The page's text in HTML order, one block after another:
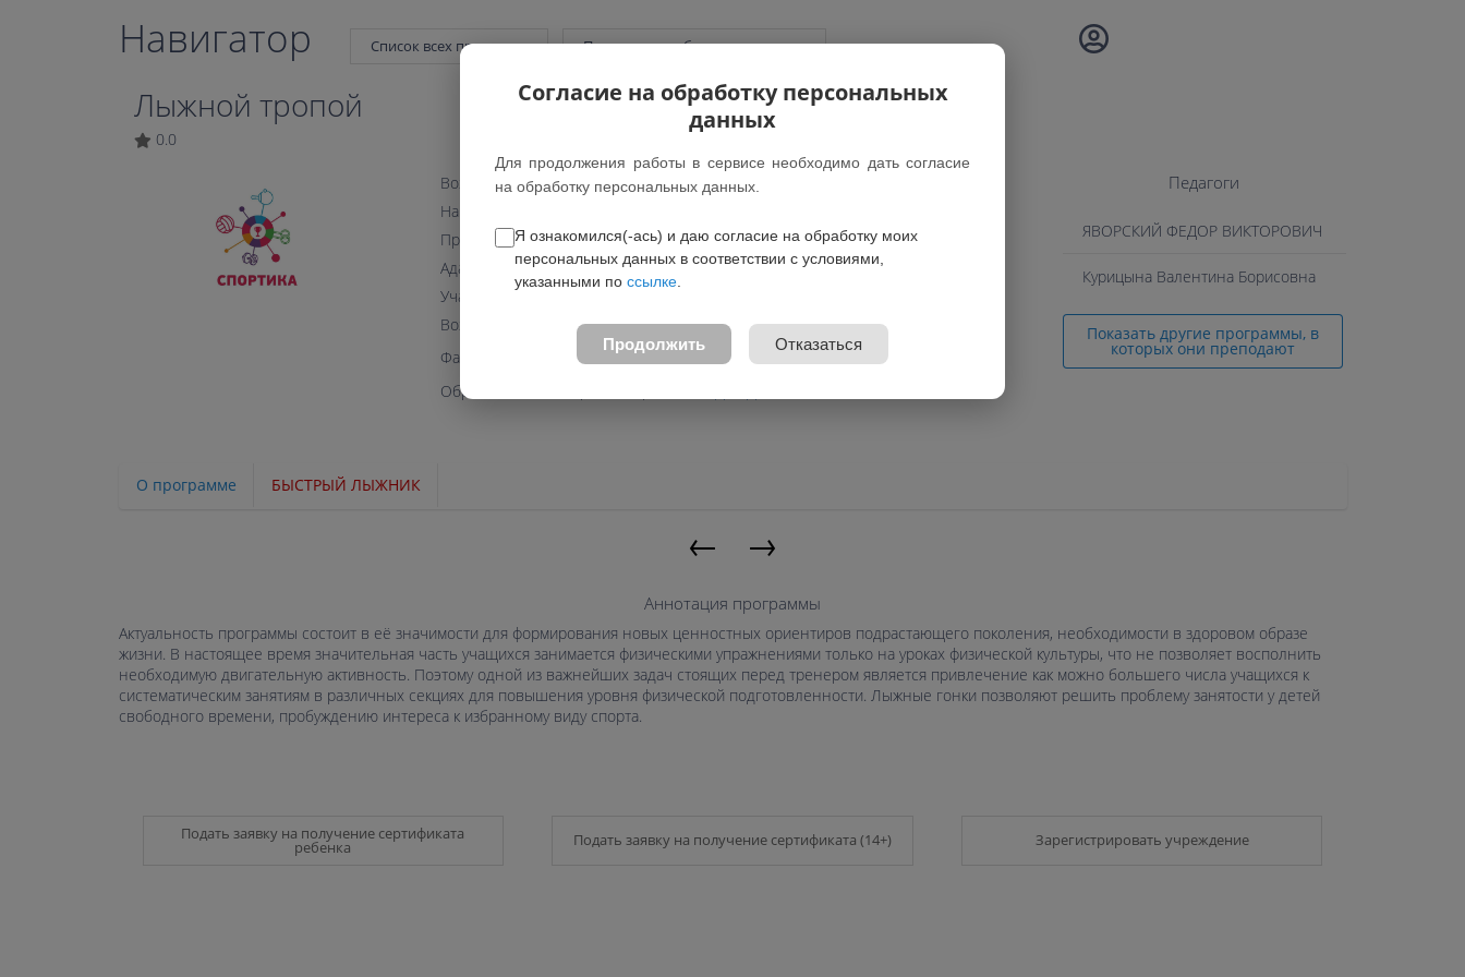
Навигатор Список всех программ Показать подобные программы
Лыжной тропой
0.0
Возраст: 7-10 лет
Направление: Физкультурно-спортивное
Программа предназначена для обучающихся Дети без ОВЗ
Адаптация для детей с ОВЗ: -
Участие федеральном проекте: Новые места в доп.образовании
Возможные зачисления: Бесплатно
Файл программы:
Скачать
Образовательная организация:
Педагоги
ЯВОРСКИЙ ФЕДОР ВИКТОРОВИЧ
Курицына Валентина Борисовна
Показать другие программы, в
которых они преподают
О программе БЫСТРЫЙ ЛЫЖНИК
← →
Аннотация программы
Актуальность программы состоит в её значимости для формирования новых ценностных ориентиров подрастающего поколения, необходимости в здоровом образе
жизни. В настоящее время значительная часть учащихся занимается физическими упражнениями только на уроках физической культуры, что не позволяет восполнить
необходимую двигательную активность. Поэтому одной из важнейших задач стоящих перед тренером является привлечение как можно большего числа учащихся к
систематическим занятиям в различных секциях для повышения уровня физической подготовленности. Лыжные гонки позволяют решить проблему занятости у детей
свободного времени, пробуждению интереса к избранному виду спорта.
Подать заявку на получение сертификата
ребенка Подать заявку на получение сертификата (14+) Зарегистрировать учреждение
Согласие на обработку персональных
данных
Для продолжения работы в сервисе необходимо дать согласие
на обработку персональных данных.
Я ознакомился(-ась) и даю согласие на обработку моих
персональных данных в соответствии с условиями,
указанными по ссылке
Продолжить Отказаться